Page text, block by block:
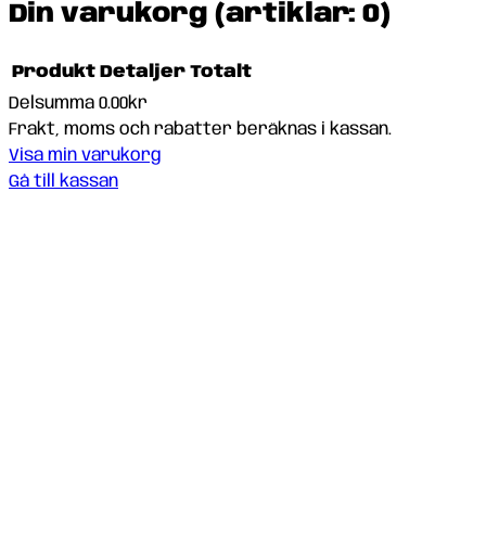
Din varukorg (artiklar: 0)
Produkter
i
Produkt Detaljer Totalt
Delsumma 0.00kr
Frakt, moms och rabatter beräknas i kassan.
Visa min varukorg
Gå till kassan